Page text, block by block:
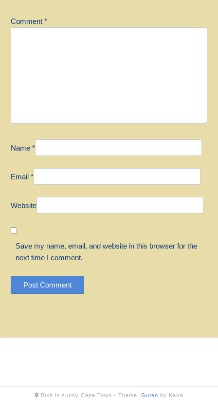
Comment*
Name*
Email*
Website
Save my name, email, and website in this browser for the
next time I comment.
Built in sunny Cape Town - Theme: Guten by Kaira